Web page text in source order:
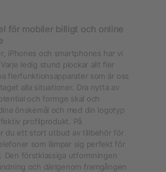
för mobiler billigt och online
iPhones och smartphones har vi
ledig stund plockar allt fler
flerfunktionsapparater som är oss
alla situationer. Dra nytta av
och formge skal och
önskemål och med din logotyp
profilprodukt. På
du ett stort utbud av tillbehör för
som lämpar sig perfekt för
Den förstklassiga utformningen
och därigenom framgången